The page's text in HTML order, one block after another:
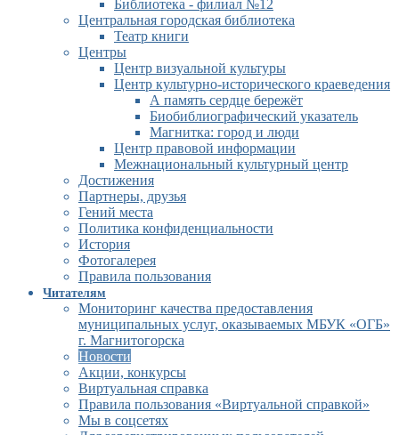
Библиотека - филиал №12
Центральная городская библиотека
Театр книги
Центры
Центр визуальной культуры
Центр культурно-исторического краеведения
А память сердце бережёт
Биобиблиографический указатель
Магнитка: город и люди
Центр правовой информации
Межнациональный культурный центр
Достижения
Партнеры, друзья
Гений места
Политика конфиденциальности
История
Фотогалерея
Правила пользования
Читателям
Мониторинг качества предоставления
муниципальных услуг, оказываемых МБУК «ОГБ»
г. Магнитогорска
Новости
Акции, конкурсы
Виртуальная справка
Правила пользования «Виртуальной справкой»
Мы в соцсетях